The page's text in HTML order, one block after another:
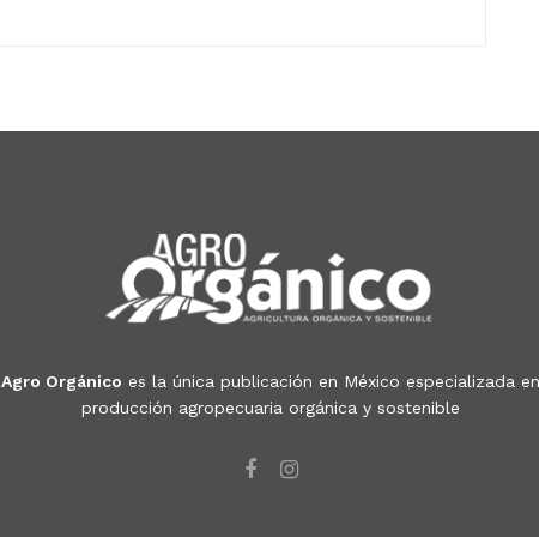
Agro Orgánico es la única publicación en México especializada en
producción agropecuaria orgánica y sostenible